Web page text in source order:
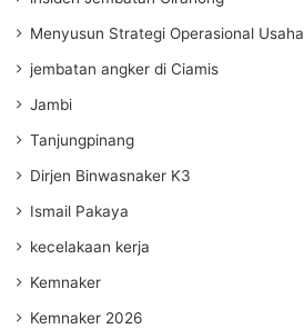
Menyusun Strategi Operasional Usaha
jembatan angker di Ciamis
Jambi
Tanjungpinang
Dirjen Binwasnaker K3
Ismail Pakaya
kecelakaan kerja
Kemnaker
Kemnaker 2026